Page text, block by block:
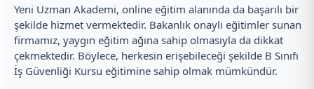
Yeni Uzman Akademi, online eğitim alanında da başarılı bir
şekilde hizmet vermektedir. Bakanlık onaylı eğitimler sunan
firmamız, yaygın eğitim ağına sahip olmasıyla da dikkat
çekmektedir. Böylece, herkesin erişebileceği şekilde B Sınıfı
İş Güvenliği Kursu eğitimine sahip olmak mümkündür.